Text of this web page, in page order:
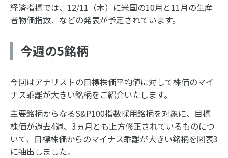
経済指標では、12/11（木）に米国の10月と11月の生産
者物価指数、などの発表が予定されています。
今週の5銘柄
今回はアナリストの目標株価平均値に対して株価のマイ
ナス乖離が大きい銘柄をご紹介いたします。
主要銘柄からなるS&P100指数採用銘柄を対象に、目標
株価が過去4週、3ヵ月とも上方修正されているものにつ
いて、目標株価からのマイナス乖離が大きい銘柄を図表3
に抽出しました。